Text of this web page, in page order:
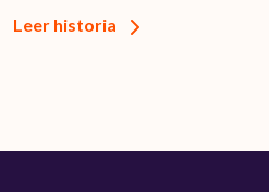
Leer historia